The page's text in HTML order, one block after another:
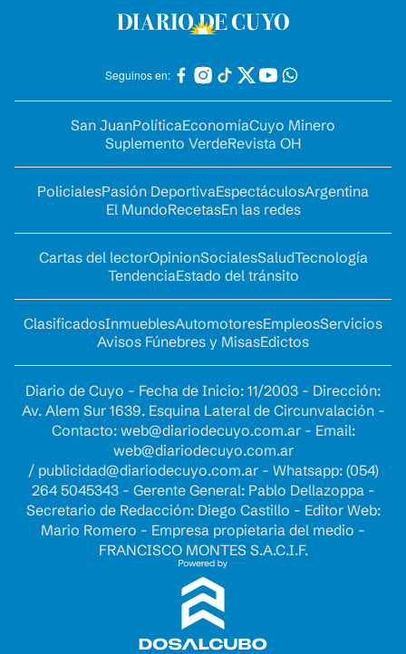
Seguinos en:
San JuanPolíticaEconomíaCuyo Minero
Suplemento VerdeRevista OH
PolicialesPasión DeportivaEspectáculosArgentina
El MundoRecetasEn las redes
Cartas del lectorOpinionSocialesSaludTecnología
TendenciaEstado del tránsito
ClasificadosInmueblesAutomotoresEmpleosServicios
Avisos Fúnebres y MisasEdictos
Diario de Cuyo - Fecha de Inicio: 11/2003 - Dirección:
Av. Alem Sur 1639. Esquina Lateral de Circunvalación -
Contacto: web@diariodecuyo.com.ar- Email:
web@diariodecuyo.com.ar
/ publicidad@diariodecuyo.com.ar- Whatsapp: (054)
264 5045343 - Gerente General: Pablo Dellazoppa -
Secretario de Redacción: Diego Castillo - Editor Web:
Mario Romero - Empresa propietaria del medio -
FRANCISCO MONTES S.A.C.I.F.